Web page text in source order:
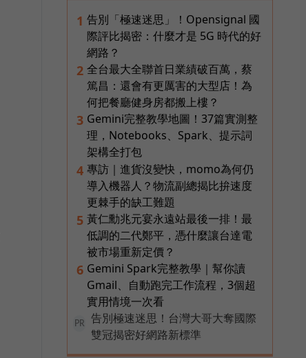
1 告別「極速迷思」！Opensignal 國
際評比揭密：什麼才是 5G 時代的好
網路？
2 全台最大全聯首日業績破百萬，蔡
篤昌：還會有更厲害的大型店！為
何把餐廳健身房都搬上樓？
3 Gemini完整教學地圖！37篇實測整
理，Notebooks、Spark、提示詞
架構全打包
4 專訪｜進貨沒變快，momo為何仍
導入機器人？物流副總揭比拚速度
更棘手的缺工難題
5 黃仁勳兆元宴永遠站最後一排！最
低調的二代鄭平，憑什麼讓台達電
被市場重新定價？
6 Gemini Spark完整教學｜幫你讀
Gmail、自動跑完工作流程，3個超
實用情境一次看
PR
告別極速迷思！台灣大哥大奪國際
雙冠揭密好網路新標準